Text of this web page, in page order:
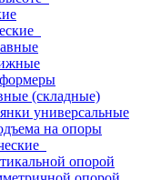
(складные)
универсальные
на опоры
опорой